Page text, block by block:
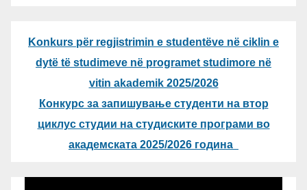
Konkurs për regjistrimin e studentëve në ciklin e
dytë të studimeve në programet studimore në
vitin akademik 2025/2026
Конкурс за запишување студенти на втор
циклус студии на студиските програми во
академската 2025/2026 година